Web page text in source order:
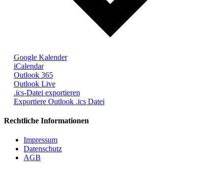
Google Kalender
iCalendar
Outlook 365
Outlook Live
.ics-Datei exportieren
Exportiere Outlook .ics Datei
Rechtliche Informationen
Impressum
Datenschutz
AGB